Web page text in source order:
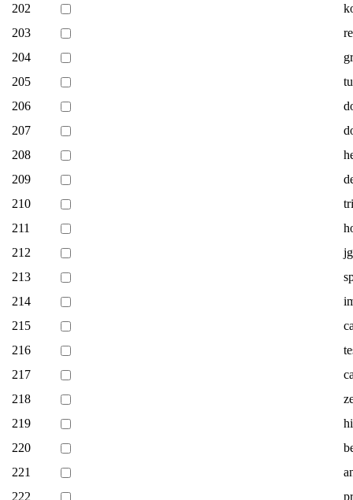
202
203
204
205
206
207
208
209
210
211
212
213
214
215
216
217
218
219
220
221
222